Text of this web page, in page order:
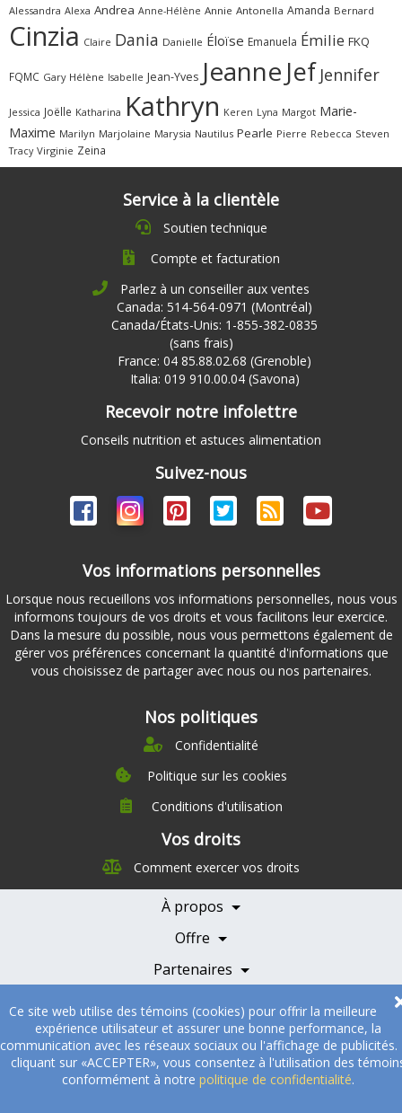
Alessandra Alexa Andrea Anne-Hélène Annie Antonella Amanda Bernard
Cinzia Claire Dania Danielle Éloïse Emanuela Émilie FKQ
FQMC Gary Hélène Isabelle Jean-Yves Jeanne Jef Jennifer
Jessica Joëlle Katharina Kathryn Keren Lyna Margot Marie-
Maxime Marilyn Marjolaine Marysia Nautilus Pearle Pierre Rebecca Steven
Tracy Virginie Zeina
Ce site web utilise des témoins (cookies) pour offrir la meilleure
expérience utilisateur et assurer une bonne performance, la
communication avec les réseaux sociaux ou l'affichage de publicités.
cliquant sur «ACCEPTER», vous consentez à l'utilisation des
conformément à notre politique de confidentialité.
Service à la clientèle
Soutien technique
Compte et facturation
Parlez à un conseiller aux ventes
Canada: 514-564-0971 (Montréal)
Canada/États-Unis: 1-855-382-0835
(sans frais)
France: 04 85.88.02.68 (Grenoble)
Italia: 019 910.00.04 (Savona)
Recevoir notre infolettre
Conseils nutrition et astuces alimentation
Suivez-nous
Vos informations personnelles
Lorsque nous recueillons vos informations personnelles, nous vous
informons toujours de vos droits et vous facilitons leur exercice.
Dans la mesure du possible, nous vous permettons également de
gérer vos préférences concernant la quantité d'informations que
vous choisissez de partager avec nous ou nos partenaires.
Nos politiques
Confidentialité
Politique sur les cookies
Conditions d'utilisation
Vos droits
Comment exercer vos droits
À propos
À propos
Nutrition
Offre
Témoignages
Partenaires
Nos partenaires
Devenir Partenaire
Professionnels de la santé
réservés.